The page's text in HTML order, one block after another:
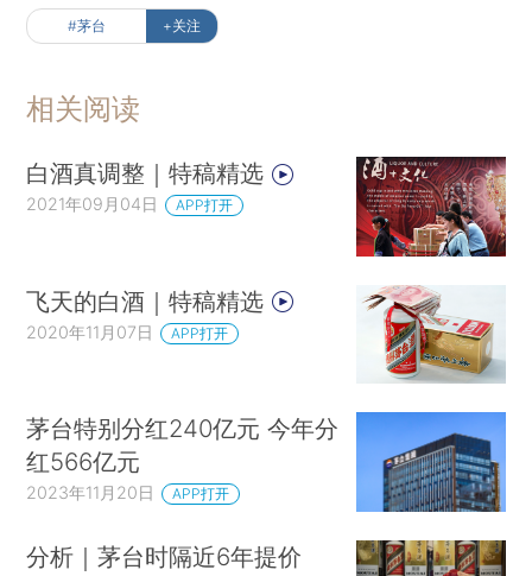
#茅台 +关注
相关阅读
白酒真调整｜特稿精选
2021年09月04日 APP打开
飞天的白酒｜特稿精选
2020年11月07日 APP打开
茅台特别分红240亿元 今年分
红566亿元
2023年11月20日 APP打开
分析｜茅台时隔近6年提价